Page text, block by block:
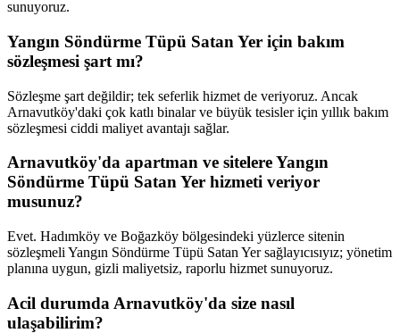
sunuyoruz.
Yangın Söndürme Tüpü Satan Yer için bakım
sözleşmesi şart mı?
Sözleşme şart değildir; tek seferlik hizmet de veriyoruz. Ancak
Arnavutköy'daki çok katlı binalar ve büyük tesisler için yıllık bakım
sözleşmesi ciddi maliyet avantajı sağlar.
Arnavutköy'da apartman ve sitelere Yangın
Söndürme Tüpü Satan Yer hizmeti veriyor
musunuz?
Evet. Hadımköy ve Boğazköy bölgesindeki yüzlerce sitenin
sözleşmeli Yangın Söndürme Tüpü Satan Yer sağlayıcısıyız; yönetim
planına uygun, gizli maliyetsiz, raporlu hizmet sunuyoruz.
Acil durumda Arnavutköy'da size nasıl
ulaşabilirim?